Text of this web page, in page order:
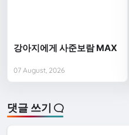
강아지에게 사준보람 MAX
07 August, 2026
댓글 쓰기